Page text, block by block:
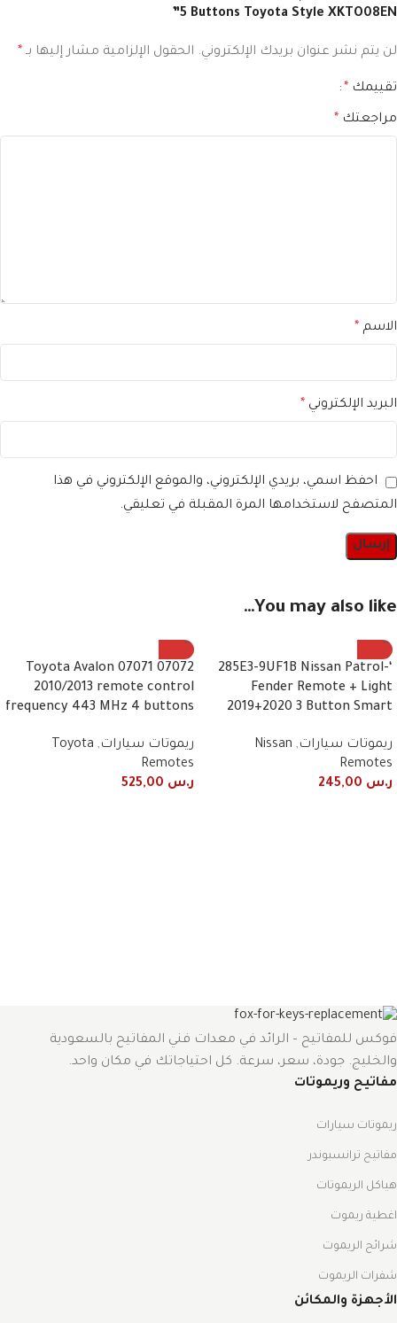
5 Buttons Toyota Style XKTO08EN”
لن يتم نشر عنوان بريدك الإلكتروني. الحقول الإلزامية مشار إليها بـ *
تقييمك *
مراجعتك *
الاسم *
البريد الإلكتروني *
احفظ اسمي، بريدي الإلكتروني، والموقع الإلكتروني في هذا
المتصفح لاستخدامها المرة المقبلة في تعليقي.
You may also like…
‘-285E3-9UF1B Nissan Patrol
Fender Remote + Light
2019+2020 3 Button Smart
ريموتات سيارات,
Nissan
Remotes
ر.س
07072 07071 Toyota Avalon
2010/2013 remote control
frequency 443 MHz 4 buttons
ريموتات سيارات,
Toyota
Remotes
ر.س
فوكس للمفاتيح – الرائد في معدات فني المفاتيح بالسعودية
والخليج. جودة، سعر، سرعة. كل احتياجاتك في مكان واحد.
مفاتيح وريموتات
ريموتات سيارات
مفاتيح ترانسبوندر
هياكل الريموتات
اغطية ريموت
شرائح الريموت
شفرات الريموت
الأجهزة والمكائن